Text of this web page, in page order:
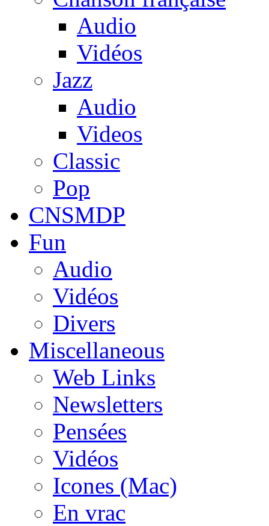
Audio
Vidéos
Jazz
Audio
Videos
Classic
Pop
CNSMDP
Fun
Audio
Vidéos
Divers
Miscellaneous
Web Links
Newsletters
Pensées
Vidéos
Icones (Mac)
En vrac